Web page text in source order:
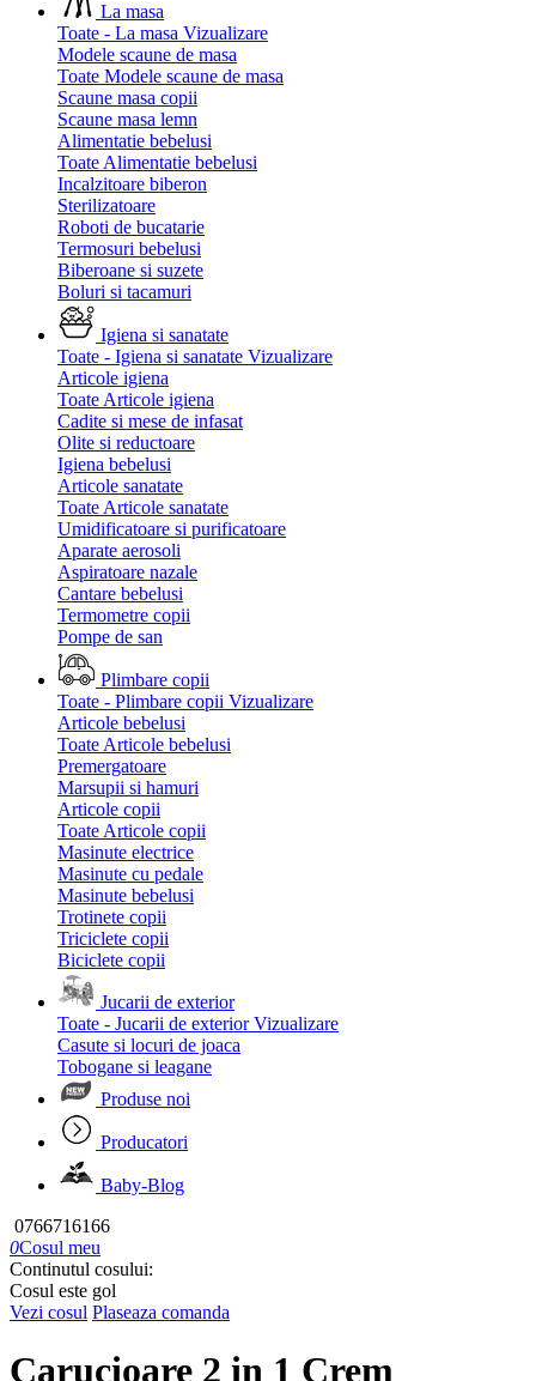
La masa
Toate - La masa Vizualizare
Modele scaune de masa
Toate Modele scaune de masa
Scaune masa copii
Scaune masa lemn
Alimentatie bebelusi
Toate Alimentatie bebelusi
Incalzitoare biberon
Sterilizatoare
Roboti de bucatarie
Termosuri bebelusi
Biberoane si suzete
Boluri si tacamuri
Igiena si sanatate
Toate - Igiena si sanatate Vizualizare
Articole igiena
Toate Articole igiena
Cadite si mese de infasat
Olite si reductoare
Igiena bebelusi
Articole sanatate
Toate Articole sanatate
Umidificatoare si purificatoare
Aparate aerosoli
Aspiratoare nazale
Cantare bebelusi
Termometre copii
Pompe de san
Plimbare copii
Toate - Plimbare copii Vizualizare
Articole bebelusi
Toate Articole bebelusi
Premergatoare
Marsupii si hamuri
Articole copii
Toate Articole copii
Masinute electrice
Masinute cu pedale
Masinute bebelusi
Trotinete copii
Triciclete copii
Biciclete copii
Jucarii de exterior
Toate - Jucarii de exterior Vizualizare
Casute si locuri de joaca
Tobogane si leagane
Produse noi
Producatori
Baby-Blog
0766716166
0Cosul meu
Continutul cosului:
Cosul este gol
Vezi cosul Plaseaza comanda
Carucioare 2 in 1 Crem